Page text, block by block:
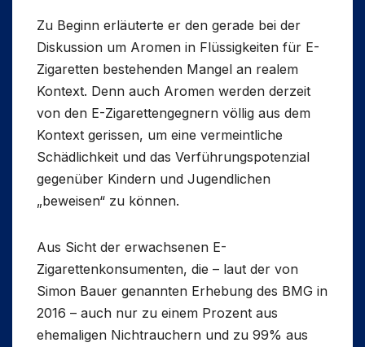
Zu Beginn erläuterte er den gerade bei der
Diskussion um Aromen in Flüssigkeiten für E-
Zigaretten bestehenden Mangel an realem
Kontext. Denn auch Aromen werden derzeit
von den E-Zigarettengegnern völlig aus dem
Kontext gerissen, um eine vermeintliche
Schädlichkeit und das Verführungspotenzial
gegenüber Kindern und Jugendlichen
„beweisen“ zu können.
Aus Sicht der erwachsenen E-
Zigarettenkonsumenten, die – laut der von
Simon Bauer genannten Erhebung des BMG in
2016 – auch nur zu einem Prozent aus
ehemaligen Nichtrauchern und zu 99% aus